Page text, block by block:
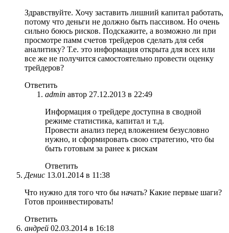
Здравствуйте. Хочу заставить лишний капитал работать,
потому что деньги не должно быть пассивом. Но очень
сильно боюсь рисков. Подскажите, а возможно ли при
просмотре памм счетов трейдеров сделать для себя
аналитику? Т.е. это информация открыта для всех или
все же не получится самостоятельно провести оценку
трейдеров?
Ответить
admin автор 27.12.2013 в 22:49
Информация о трейдере доступна в сводной
режиме статистика, капитал и т.д.
Провести анализ перед вложением безусловно
нужно, и сформировать свою стратегию, что бы
быть готовым за ранее к рискам
Ответить
Денис 13.01.2014 в 11:38
Что нужно для того что бы начать? Какие первые шаги?
Готов проинвестировать!
Ответить
андрей 02.03.2014 в 16:18